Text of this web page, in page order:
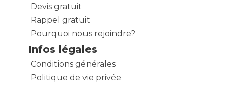
Devis gratuit
Rappel gratuit
Pourquoi nous rejoindre?
Infos légales
Conditions générales
Politique de vie privée